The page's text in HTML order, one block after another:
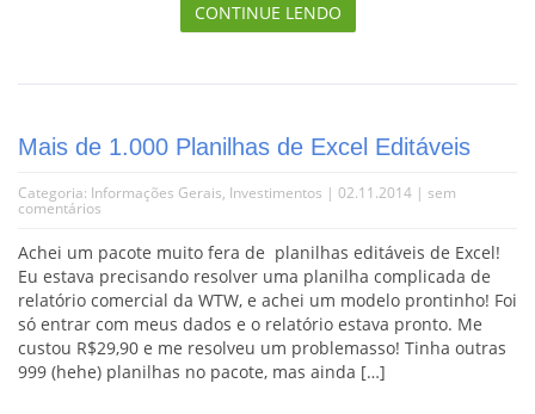
CONTINUE LENDO
Mais de 1.000 Planilhas de Excel Editáveis
Categoria: Informações Gerais, Investimentos | 02.11.2014 | sem
comentários
Achei um pacote muito fera de planilhas editáveis de Excel!
Eu estava precisando resolver uma planilha complicada de
relatório comercial da WTW, e achei um modelo prontinho! Foi
só entrar com meus dados e o relatório estava pronto. Me
custou R$29,90 e me resolveu um problemasso! Tinha outras
999 (hehe) planilhas no pacote, mas ainda […]